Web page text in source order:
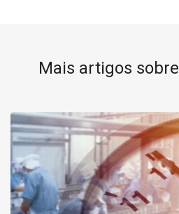
Mais artigos sobre